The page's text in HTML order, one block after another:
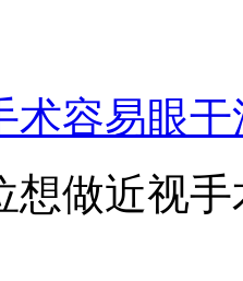
术容易眼
想做近视